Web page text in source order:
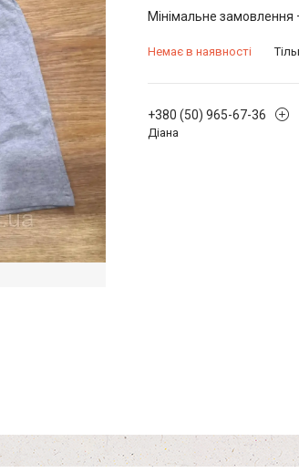
Мінімальне замовлення
Немає в наявності
+380 (50) 965-67-36
Діана